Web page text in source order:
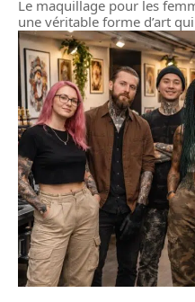
Le maquillage pour les
une véritable forme d’art qui